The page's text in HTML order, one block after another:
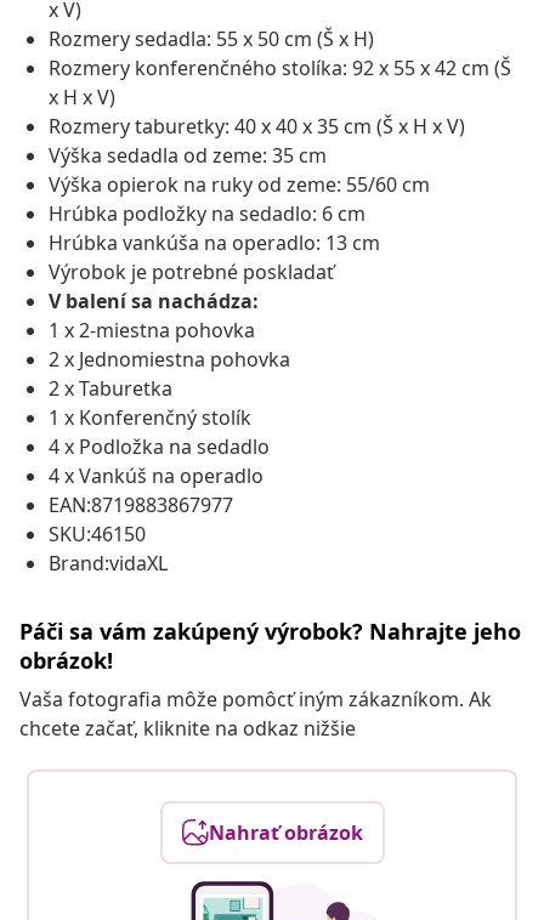
x V)
Rozmery sedadla: 55 x 50 cm (Š x H)
Rozmery konferenčného stolíka: 92 x 55 x 42 cm (Š
x H x V)
Rozmery taburetky: 40 x 40 x 35 cm (Š x H x V)
Výška sedadla od zeme: 35 cm
Výška opierok na ruky od zeme: 55/60 cm
Hrúbka podložky na sedadlo: 6 cm
Hrúbka vankúša na operadlo: 13 cm
Výrobok je potrebné poskladať
V balení sa nachádza:
1 x 2-miestna pohovka
2 x Jednomiestna pohovka
2 x Taburetka
1 x Konferenčný stolík
4 x Podložka na sedadlo
4 x Vankúš na operadlo
EAN:8719883867977
SKU:46150
Brand:vidaXL
Páči sa vám zakúpený výrobok? Nahrajte jeho
obrázok!
Vaša fotografia môže pomôcť iným zákazníkom. Ak
chcete začať, kliknite na odkaz nižšie
Nahrať obrázok